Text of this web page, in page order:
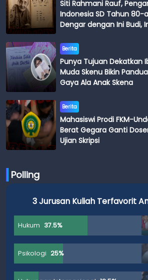
Siti Rahmani Rauf,
Indonesia SD Tahun 80-
Dengar dengan Ini Budi,
Berita
Punya Tujuan Dekatkan
Muda Skenu Bikin
Gaya Ala Anak Skena
Berita
Mahasiswi Prodi FKM-
Berat Gegara Ganti
Ujian Skripsi
Polling
3 Jurusan Kuliah Terfavorit
Hukum 37.5%
Psikologi 25%